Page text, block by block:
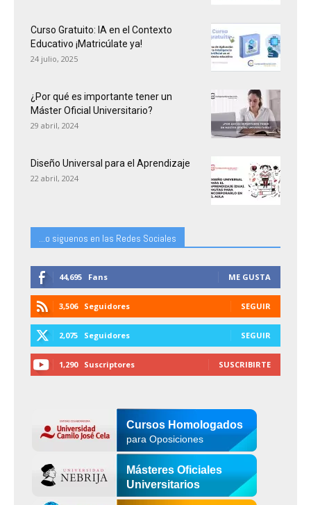
Curso Gratuito: IA en el Contexto
Educativo ¡Matricúlate ya!
24 julio, 2025
¿Por qué es importante tener un
Máster Oficial Universitario?
29 abril, 2024
Diseño Universal para el Aprendizaje
22 abril, 2024
...o siguenos en las Redes Sociales
44,695 Fans ME GUSTA
3,506 Seguidores SEGUIR
2,075 Seguidores SEGUIR
1,290 Suscriptores SUSCRIBIRTE
Cursos Homologados
para Oposiciones
Másteres Oficiales
Universitarios